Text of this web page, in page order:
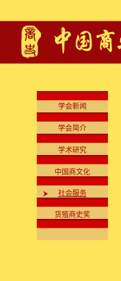
学会新闻
学会简介
学术研究
中国商文化
社会服务
货殖商史奖